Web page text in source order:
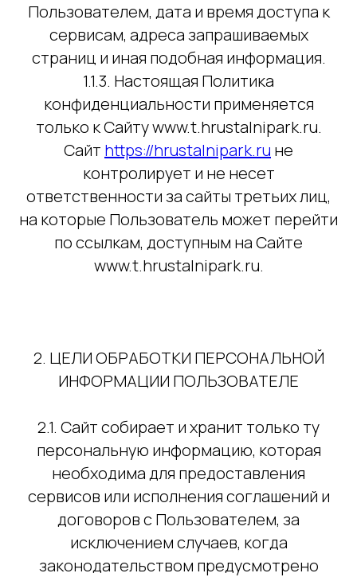
Пользователем, дата и время доступа к
сервисам, адреса запрашиваемых
страниц и иная подобная информация.
1.1.3. Настоящая Политика
конфиденциальности применяется
только к Сайту www.t.hrustalnipark.ru.
Сайт https://hrustalnipark.ru не
контролирует и не несет
ответственности за сайты третьих лиц,
на которые Пользователь может перейти
по ссылкам, доступным на Сайте
www.t.hrustalnipark.ru.
2. ЦЕЛИ ОБРАБОТКИ ПЕРСОНАЛЬНОЙ
ИНФОРМАЦИИ ПОЛЬЗОВАТЕЛЕ
2.1. Сайт собирает и хранит только ту
персональную информацию, которая
необходима для предоставления
сервисов или исполнения соглашений и
договоров с Пользователем, за
исключением случаев, когда
законодательством предусмотрено